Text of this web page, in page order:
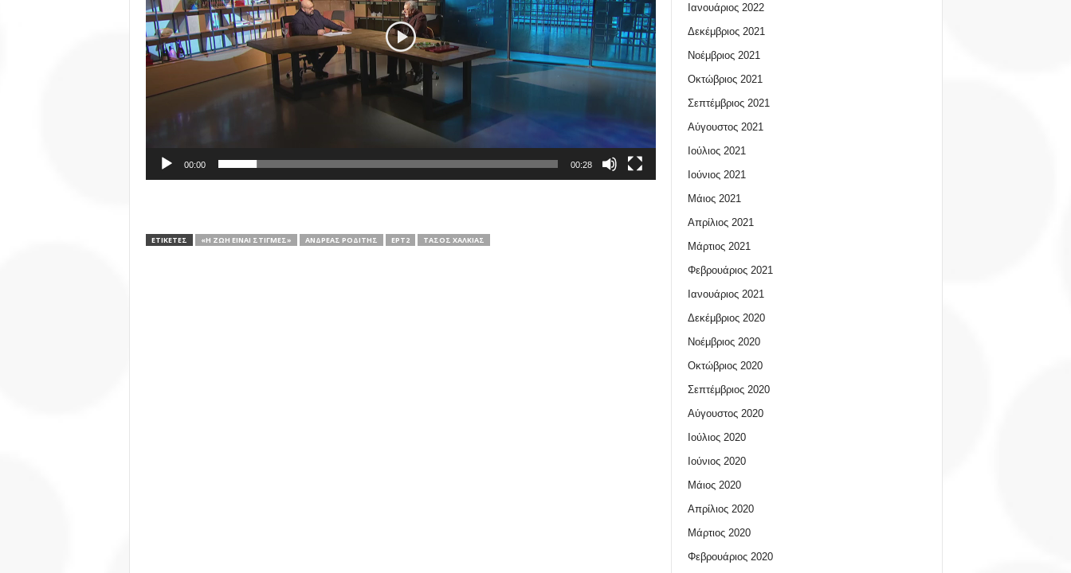
00:00 00:28
ΕΤΙΚΕΤΕΣ «Η ΖΩΉ ΕΊΝΑΙ ΣΤΙΓΜΈΣ» ΑΝΔΡΈΑΣ ΡΟΔΊΤΗΣ ΕΡΤ2 ΤΆΣΟΣ ΧΑΛΚΙΆΣ
Ιανουάριος 2022
Δεκέμβριος 2021
Νοέμβριος 2021
Οκτώβριος 2021
Σεπτέμβριος 2021
Αύγουστος 2021
Ιούλιος 2021
Ιούνιος 2021
Μάιος 2021
Απρίλιος 2021
Μάρτιος 2021
Φεβρουάριος 2021
Ιανουάριος 2021
Δεκέμβριος 2020
Νοέμβριος 2020
Οκτώβριος 2020
Σεπτέμβριος 2020
Αύγουστος 2020
Ιούλιος 2020
Ιούνιος 2020
Μάιος 2020
Απρίλιος 2020
Μάρτιος 2020
Φεβρουάριος 2020